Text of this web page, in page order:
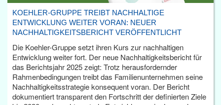
KOEHLER-GRUPPE TREIBT NACHHALTIGE
ENTWICKLUNG WEITER VORAN: NEUER
NACHHALTIGKEITSBERICHT VERÖFFENTLICHT
Die Koehler-Gruppe setzt ihren Kurs zur nachhaltigen
Entwicklung weiter fort. Der neue Nachhaltigkeitsbericht für
das Berichtsjahr 2025 zeigt: Trotz herausfordernder
Rahmenbedingungen treibt das Familienunternehmen seine
Nachhaltigkeitsstrategie konsequent voran. Der Bericht
dokumentiert transparent den Fortschritt der definierten Ziele